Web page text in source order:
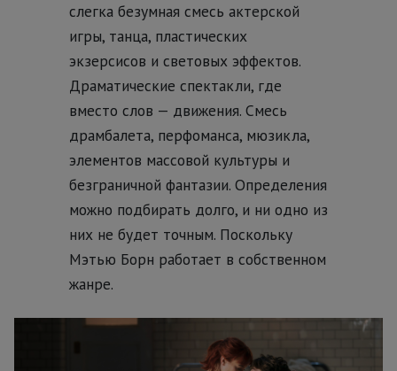
слегка безумная смесь актерской
игры, танца, пластических
экзерсисов и световых эффектов.
Драматические спектакли, где
вместо слов — движения. Смесь
драмбалета, перфоманса, мюзикла,
элементов массовой культуры и
безграничной фантазии. Определения
можно подбирать долго, и ни одно из
них не будет точным. Поскольку
Мэтью Борн работает в собственном
жанре.